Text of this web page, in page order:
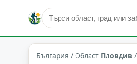
исторически забележителности
България / Област Пловдив /